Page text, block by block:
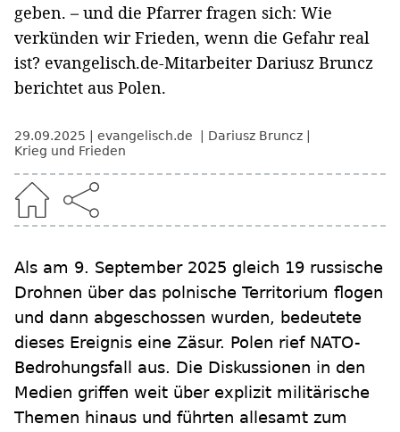
geben. – und die Pfarrer fragen sich: Wie
verkünden wir Frieden, wenn die Gefahr real
ist? evangelisch.de-Mitarbeiter Dariusz Bruncz
berichtet aus Polen.
29.09.2025 evangelisch.de
Dariusz Bruncz
Krieg und Frieden
Als am 9. September 2025 gleich 19 russische
Drohnen über das polnische Territorium flogen
und dann abgeschossen wurden, bedeutete
dieses Ereignis eine Zäsur. Polen rief NATO-
Bedrohungsfall aus. Die Diskussionen in den
Medien griffen weit über explizit militärische
Themen hinaus und führten allesamt zum